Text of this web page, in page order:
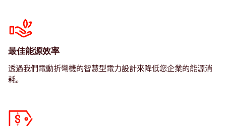
最佳能源效率
透過我們電動折彎機的智慧型電力設計來降低您企業的能源消
耗。